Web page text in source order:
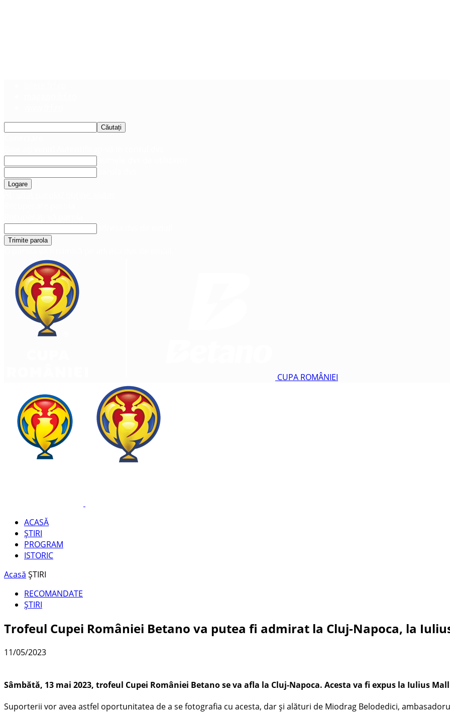
CUPA ROMÂNIEI
ACASĂ
ȘTIRI
PROGRAM
ISTORIC
Acasă ȘTIRI
RECOMANDATE
ȘTIRI
Trofeul Cupei României Betano va putea fi admirat la Cluj-Napoca, la
11/05/2023
Sâmbătă, 13 mai 2023, trofeul Cupei României Betano se va afla la Cluj-Napoca. Acesta va fi expus la Iulius
Suporterii vor avea astfel oportunitatea de a se fotografia cu acesta, dar și alături de Miodrag Belodedici,